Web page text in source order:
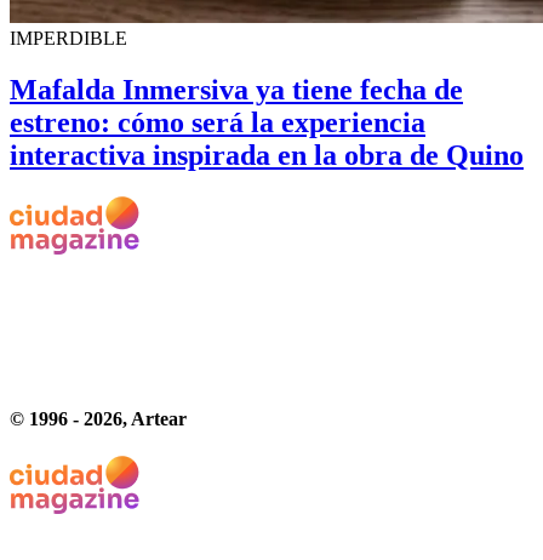
IMPERDIBLE
Mafalda Inmersiva ya tiene fecha de
estreno: cómo será la experiencia
interactiva inspirada en la obra de Quino
© 1996 - 2026, Artear